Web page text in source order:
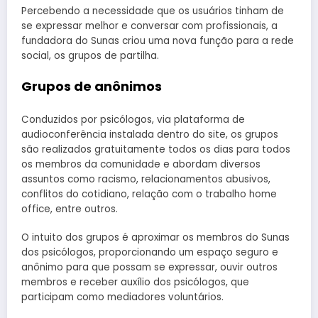
Percebendo a necessidade que os usuários tinham de
se expressar melhor e conversar com profissionais, a
fundadora do Sunas criou uma nova função para a rede
social, os grupos de partilha.
Grupos de anônimos
Conduzidos por psicólogos, via plataforma de
audioconferência instalada dentro do site, os grupos
são realizados gratuitamente todos os dias para todos
os membros da comunidade e abordam diversos
assuntos como racismo, relacionamentos abusivos,
conflitos do cotidiano, relação com o trabalho home
office, entre outros.
O intuito dos grupos é aproximar os membros do Sunas
dos psicólogos, proporcionando um espaço seguro e
anônimo para que possam se expressar, ouvir outros
membros e receber auxílio dos psicólogos, que
participam como mediadores voluntários.